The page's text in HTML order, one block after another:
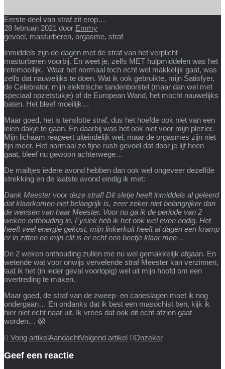
Eerste deel van straf zit erop…
28 februari 2021 door Emmy
gevoel, masturberen, orgasme, straf
Inmiddels zijn de dagen met de straf van het verplicht
masturberen voorbij. En weet je, zelfs MET hulpmiddelen was het
retemoeilijk. Waar het normaal toch echt wel makkelijk gaat, was
zelfs dat nauwelijks te doen. Wat ik ook gebruikte, mijn Satisfyer,
de Celebrator, mijn elektrische tandenborstel (maar dan wel met
speciaal opzetstukje) of de European Wand, het mocht nauwelijks
baten. Het bleef moeilijk…
Maar goed, het is tenslotte straf, dus het hoefde ook niet van een
leien dakje te gaan. En daarbij was het ook niet voor mijn plezier.
Mijn lichaam reageert uiteindelijk wel, maar de orgasmes zijn niet
fijn meer. Het normaal zo fijne rush gevoel dat door je lijf heen
gaat, bleef nu gewoon achterwege…
De mailtjes iedere avond hebben dan ook wel ongeveer dezelfde
strekking en de laatste avond eindig ik met:
Dank Meester voor deze straf! Dit sletje heeft inmiddels al geleerd
dat klaarkomen niet belangrijk is, zeer zeker niet belangrijker dan
de wensen van haar Meester. Voor nu ga ik de periode van 2
weken onthouding in. Fysiek heb ik het ook wel even nodig. Het
heeft veel energie gekost, mijn linkerkuit heeft al dagen een kramp
er in zitten en mijn clit is er echt een beetje klaar mee…
De 2 weken onthouding zullen me nu wel gemakkelijk afgaan. En
wetende wat voor onwijs vervelende straf Meester kan verzinnen,
laat ik het (in ieder geval voorlopig) wel uit mijn hoofd om een
overtreding te maken.
Maar goed, de straf van de zweep- en caneslagen moet ik nog
ondergaan… En ondanks dat ik best een masochist ben, kijk ik
hier niet echt naar uit. Ik vrees dat ook dit echt afzien gaat
worden… 😱
Vorig artikelAandachtVolgend artikel Onzeker
Geef een reactie